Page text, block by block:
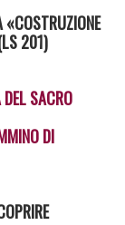
«COSTRUZIONE
201)
SACRO
DI